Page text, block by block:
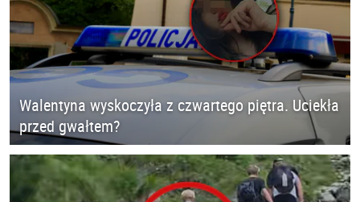
Walentyna wyskoczyła z czwartego piętra. Uciekła
przed gwałtem?